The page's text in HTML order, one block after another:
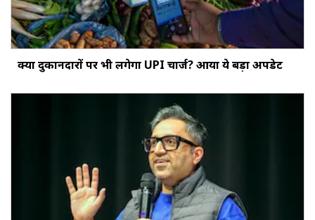
क्‍या दुकानदारों पर भी लगेगा UPI चार्ज? आया ये बड़ा अपडेट